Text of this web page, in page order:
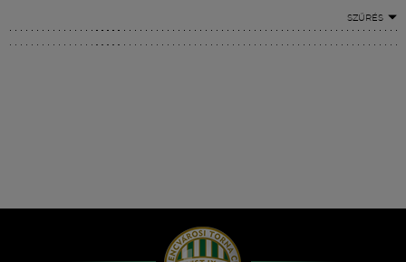
SZŰRÉS
Hírek